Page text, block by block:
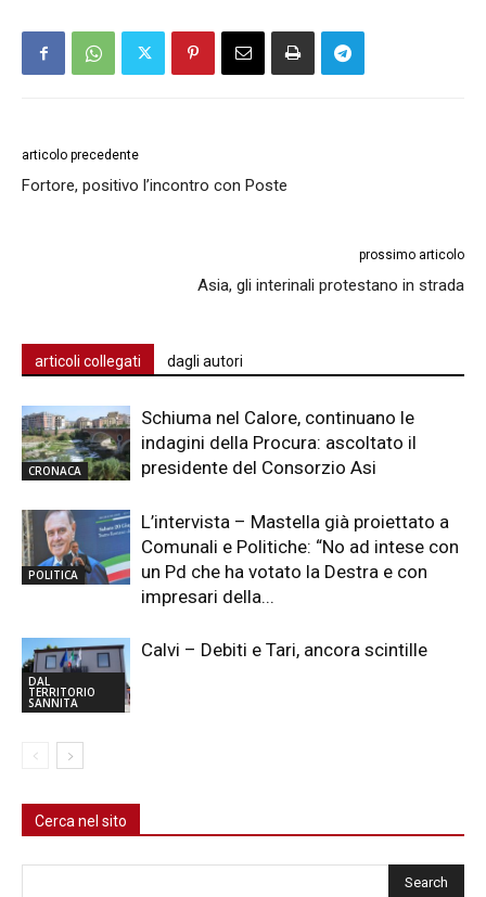
articolo precedente
Fortore, positivo l’incontro con Poste
prossimo articolo
Asia, gli interinali protestano in strada
articoli collegati dagli autori
CRONACA
Schiuma nel Calore, continuano le
indagini della Procura: ascoltato il
presidente del Consorzio Asi
POLITICA
L’intervista – Mastella già proiettato a
Comunali e Politiche: “No ad intese con
un Pd che ha votato la Destra e con
impresari della...
DAL
TERRITORIO
SANNITA
Calvi – Debiti e Tari, ancora scintille
Cerca nel sito